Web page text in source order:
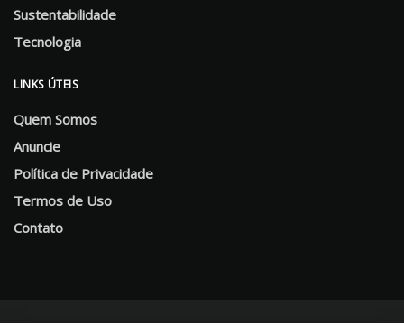
Sustentabilidade
Tecnologia
LINKS ÚTEIS
Quem Somos
Anuncie
Política de Privacidade
Termos de Uso
Contato